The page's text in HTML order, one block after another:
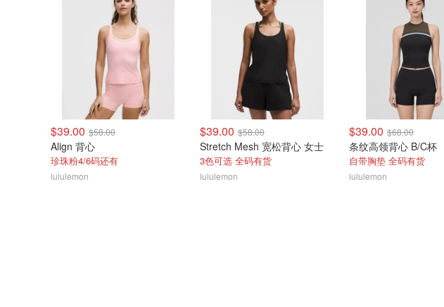
$39.00 $58.00
Align 背心
珍珠粉4/6码还有
lululemon
$39.00 $58.00
Stretch Mesh 宽松背心 女士
3色可选 全码有货
lululemon
$39.00 $68.00
条纹高领背心 B/C杯
自带胸垫 全码有货
lululemon